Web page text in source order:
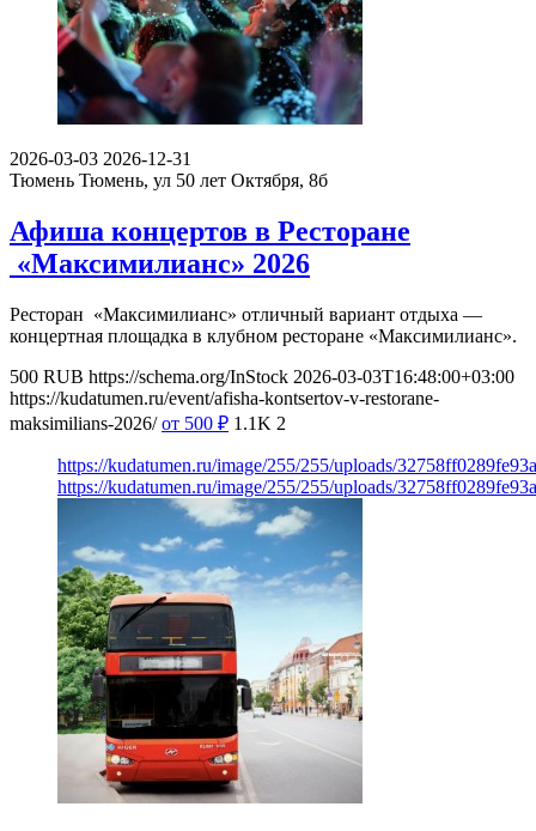
2026-03-03 2026-12-31
Тюмень Тюмень, ул 50 лет Октября, 8б
Афиша концертов в Ресторане
«Максимилианс» 2026
Ресторан «Максимилианс» отличный вариант отдыха —
концертная площадка в клубном ресторане «Максимилианс».
500 RUB https://schema.org/InStock 2026-03-03T16:48:00+03:00
https://kudatumen.ru/event/afisha-kontsertov-v-restorane-
maksimilians-2026/ от 500 ₽ 1.1K 2
https://kudatumen.ru/image/255/255/uploads/
https://kudatumen.ru/image/255/255/uploads/